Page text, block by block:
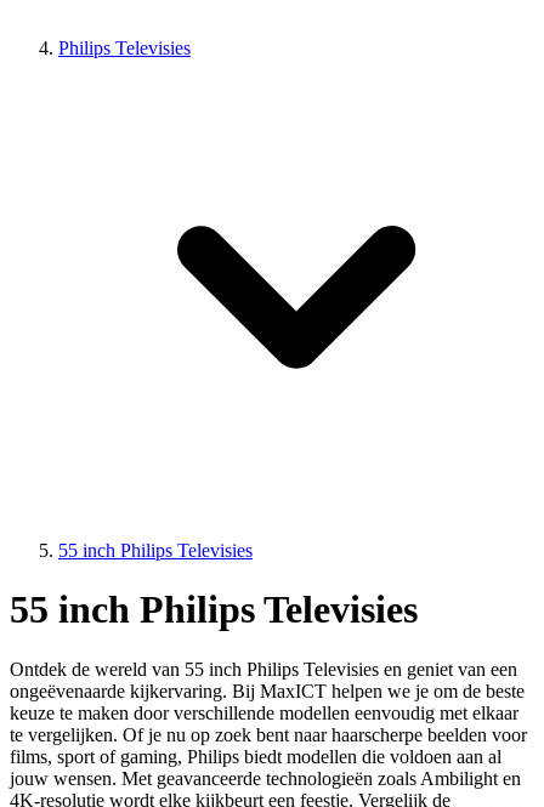
Philips Televisies
55 inch Philips Televisies
55 inch Philips Televisies
Ontdek de wereld van 55 inch Philips Televisies en geniet van een
ongeëvenaarde kijkervaring. Bij MaxICT helpen we je om de beste
keuze te maken door verschillende modellen eenvoudig met elkaar
te vergelijken. Of je nu op zoek bent naar haarscherpe beelden voor
films, sport of gaming, Philips biedt modellen die voldoen aan al
jouw wensen. Met geavanceerde technologieën zoals Ambilight en
4K-resolutie wordt elke kijkbeurt een feestje. Vergelijk de